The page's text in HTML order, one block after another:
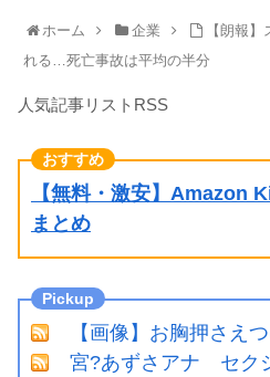
ホーム 企業
【朗報
れる…死亡事故は平均の半分
人気記事リストRSS
【無料・激安】Amazon
まとめ
【画像】お胸押さえ
宮?あずさアナ セク